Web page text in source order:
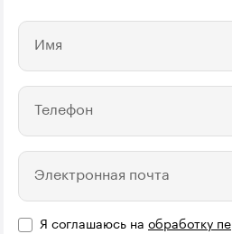
Имя
Телефон
Электронная почта
Я соглашаюсь на обработку